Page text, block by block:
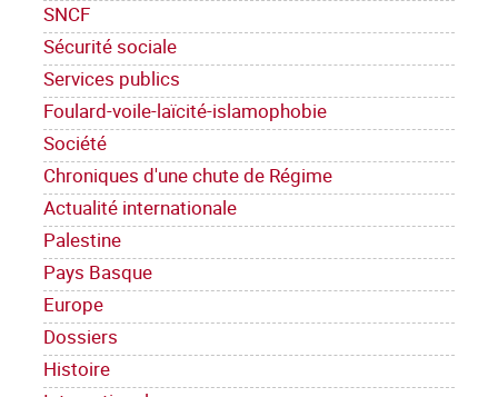
SNCF
Sécurité sociale
Services publics
Foulard-voile-laïcité-islamophobie
Société
Chroniques d'une chute de Régime
Actualité internationale
Palestine
Pays Basque
Europe
Dossiers
Histoire